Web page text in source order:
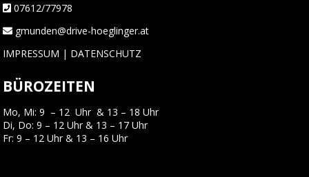
07612/77978
gmunden@drive-hoeglinger.at
IMPRESSUM | DATENSCHUTZ
BÜROZEITEN
Mo, Mi: 9 – 12 Uhr & 13 – 18 Uhr
Di, Do: 9 – 12 Uhr & 13 – 17 Uhr
Fr: 9 – 12 Uhr & 13 – 16 Uhr